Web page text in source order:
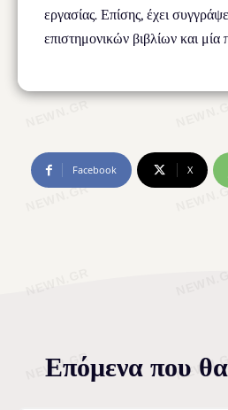
εργασίας. Επίσης, έχει
επιστημονικών βιβλίων και μία
Facebook X
Επόμενα που